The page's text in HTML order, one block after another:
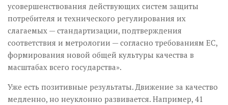
усовершенствования действующих систем защиты
потребителя и технического регулирования их
слагаемых — стандартизации, подтверждения
соответствия и метрологии — согласно требованиям ЕС,
формирования новой общей культуры качества в
масштабах всего государства».
Уже есть позитивные результаты. Движение за качество
медленно, но не­уклонно развивается. Например, 41